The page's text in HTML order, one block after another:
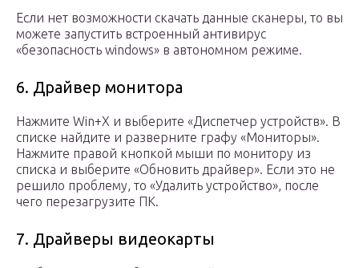
Если нет возможности скачать данные сканеры, то вы
можете запустить встроенный антивирус
«безопасность windows» в автономном режиме.
6. Драйвер монитора
Нажмите Win+X и выберите «Диспетчер устройств». В
списке найдите и разверните графу «Мониторы».
Нажмите правой кнопкой мыши по монитору из
списка и выберите «Обновить драйвер». Если это не
решило проблему, то «Удалить устройство», после
чего перезагрузите ПК.
7. Драйверы видеокарты